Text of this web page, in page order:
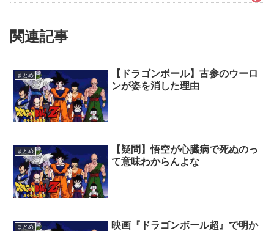
関連記事
まとめ
【ドラゴンボール】古参のウーロ
ンが姿を消した理由
まとめ
【疑問】悟空が心臓病で死ぬのっ
て意味わからんよな
まとめ
映画『ドラゴンボール超』で明か